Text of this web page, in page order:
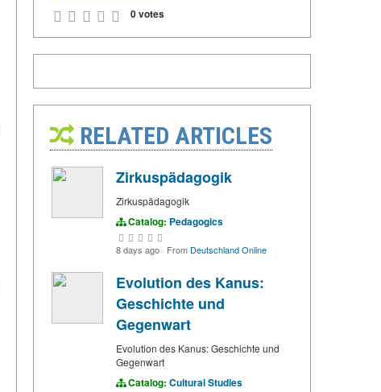
0 votes
RELATED ARTICLES
Zirkuspädagogik
Zirkuspädagogik
Catalog: Pedagogics
8 days ago · From Deutschland Online
Evolution des Kanus:
Geschichte und
Gegenwart
Evolution des Kanus: Geschichte und
Gegenwart
Catalog: Cultural Studies